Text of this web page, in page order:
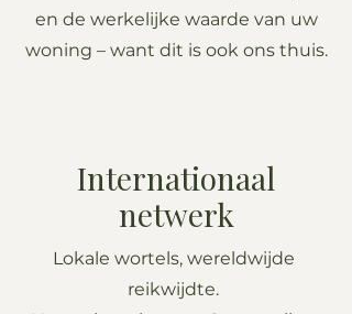
en de werkelijke waarde van uw
woning – want dit is ook ons thuis.
Internationaal
netwerk
Lokale wortels, wereldwijde
reikwijdte.